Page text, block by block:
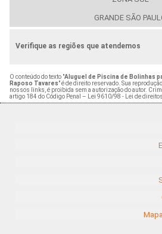
GRANDE SÃO
Verifique as regiões que atendemos
O conteúdo do texto "Aluguel de Piscina de Bolinhas
Raposo Tavares" é de direito reservado. Sua
nossos links, é proibida sem a autorização do autor.
artigo 184 do Código Penal – Lei 9610/98 - Lei de